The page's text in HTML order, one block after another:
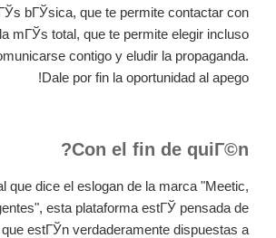
bГЎsica, que te permite contactar con
mГЎs total, que te permite elegir incluso
contigo y eludir la propaganda.
Dale por fin la oportunidad al apego!
Con el fin de quiГ©n?
que dice el eslogan de la marca "Meetic,
esta plataforma estГЎ pensada de
estГЎn verdaderamente dispuestas a